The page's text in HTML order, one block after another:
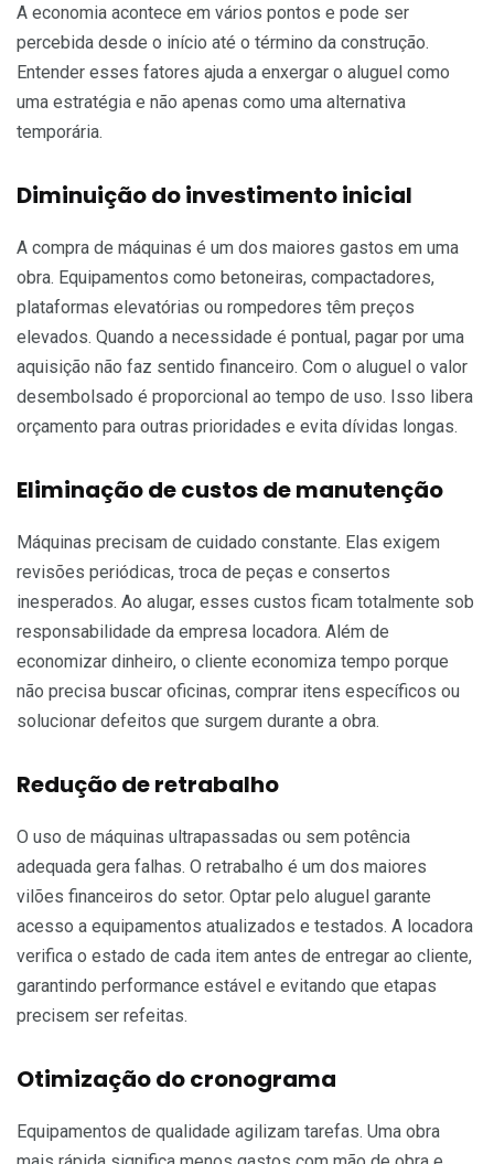
A economia acontece em vários pontos e pode ser
percebida desde o início até o término da construção.
Entender esses fatores ajuda a enxergar o aluguel como
uma estratégia e não apenas como uma alternativa
temporária.
Diminuição do investimento inicial
A compra de máquinas é um dos maiores gastos em uma
obra. Equipamentos como betoneiras, compactadores,
plataformas elevatórias ou rompedores têm preços
elevados. Quando a necessidade é pontual, pagar por uma
aquisição não faz sentido financeiro. Com o aluguel o valor
desembolsado é proporcional ao tempo de uso. Isso libera
orçamento para outras prioridades e evita dívidas longas.
Eliminação de custos de manutenção
Máquinas precisam de cuidado constante. Elas exigem
revisões periódicas, troca de peças e consertos
inesperados. Ao alugar, esses custos ficam totalmente sob
responsabilidade da empresa locadora. Além de
economizar dinheiro, o cliente economiza tempo porque
não precisa buscar oficinas, comprar itens específicos ou
solucionar defeitos que surgem durante a obra.
Redução de retrabalho
O uso de máquinas ultrapassadas ou sem potência
adequada gera falhas. O retrabalho é um dos maiores
vilões financeiros do setor. Optar pelo aluguel garante
acesso a equipamentos atualizados e testados. A locadora
verifica o estado de cada item antes de entregar ao cliente,
garantindo performance estável e evitando que etapas
precisem ser refeitas.
Otimização do cronograma
Equipamentos de qualidade agilizam tarefas. Uma obra